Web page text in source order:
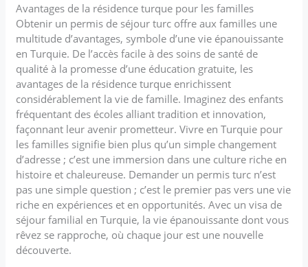
Avantages de la résidence turque pour les familles
Obtenir un permis de séjour turc offre aux familles une
multitude d’avantages, symbole d’une vie épanouissante
en Turquie. De l’accès facile à des soins de santé de
qualité à la promesse d’une éducation gratuite, les
avantages de la résidence turque enrichissent
considérablement la vie de famille. Imaginez des enfants
fréquentant des écoles alliant tradition et innovation,
façonnant leur avenir prometteur. Vivre en Turquie pour
les familles signifie bien plus qu’un simple changement
d’adresse ; c’est une immersion dans une culture riche en
histoire et chaleureuse. Demander un permis turc n’est
pas une simple question ; c’est le premier pas vers une vie
riche en expériences et en opportunités. Avec un visa de
séjour familial en Turquie, la vie épanouissante dont vous
rêvez se rapproche, où chaque jour est une nouvelle
découverte.